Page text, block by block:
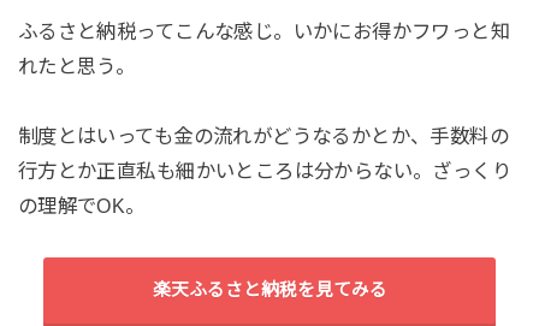
ふるさと納税ってこんな感じ。いかにお得かフワっと知
れたと思う。
制度とはいっても金の流れがどうなるかとか、手数料の
行方とか正直私も細かいところは分からない。ざっくり
の理解でOK。
楽天ふるさと納税を見てみる